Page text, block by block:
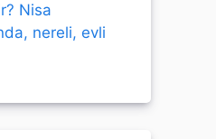
Nisa
nereli, evli